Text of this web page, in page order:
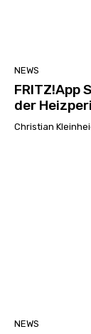
NEWS
FRITZ!App
der
Christian
NEWS